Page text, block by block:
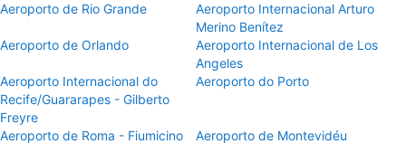
Aeroporto de Rio Grande
Aeroporto Internacional Arturo
Merino Benítez
Aeroporto de Orlando
Aeroporto Internacional de Los
Angeles
Aeroporto Internacional do
Recife/Guararapes - Gilberto
Freyre
Aeroporto do Porto
Aeroporto de Roma - Fiumicino Aeroporto de Montevidéu